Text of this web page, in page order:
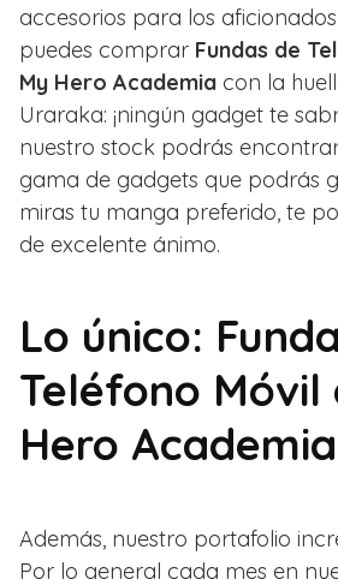
accesorios para los
puedes comprar Fundas de
My Hero Academia con la
Uraraka: ¡ningún gadget te
nuestro stock podrás
gama de gadgets que podrás
miras tu manga preferido, te
de excelente ánimo.
Lo único:
Teléfono Móvil
Hero Academia
Además, nuestro portafolio
Por lo general cada mes en